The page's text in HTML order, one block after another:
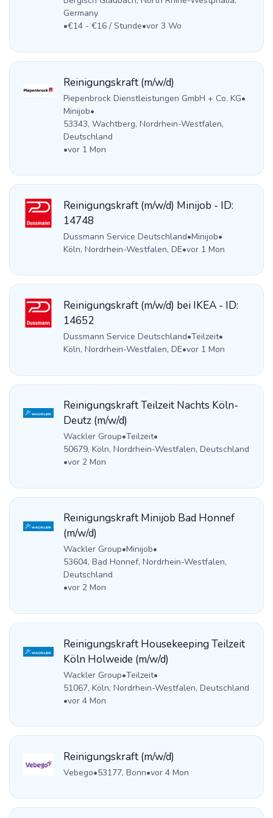
Germany
•€14 - €16 / Stunde•vor 3 Wo
Reinigungskraft (m/w/d)
Piepenbrock Dienstleistungen GmbH + Co. KG•
Minijob•
53343, Wachtberg, Nordrhein-Westfalen,
Deutschland
•vor 1 Mon
Reinigungskraft (m/w/d) Minijob - ID:
14748
Dussmann Service Deutschland•Minijob•
Köln, Nordrhein-Westfalen, DE•vor 1 Mon
Reinigungskraft (m/w/d) bei IKEA - ID:
14652
Dussmann Service Deutschland•Teilzeit•
Köln, Nordrhein-Westfalen, DE•vor 1 Mon
Reinigungskraft Teilzeit Nachts Köln-
Deutz (m/w/d)
Wackler Group•Teilzeit•
50679, Köln, Nordrhein-Westfalen, Deutschland
•vor 2 Mon
Reinigungskraft Minijob Bad Honnef
(m/w/d)
Wackler Group•Minijob•
53604, Bad Honnef, Nordrhein-Westfalen,
Deutschland
•vor 2 Mon
Reinigungskraft Housekeeping Teilzeit
Köln Holweide (m/w/d)
Wackler Group•Teilzeit•
51067, Köln, Nordrhein-Westfalen, Deutschland
•vor 4 Mon
Reinigungskraft (m/w/d)
Vebego•53177, Bonn•vor 4 Mon